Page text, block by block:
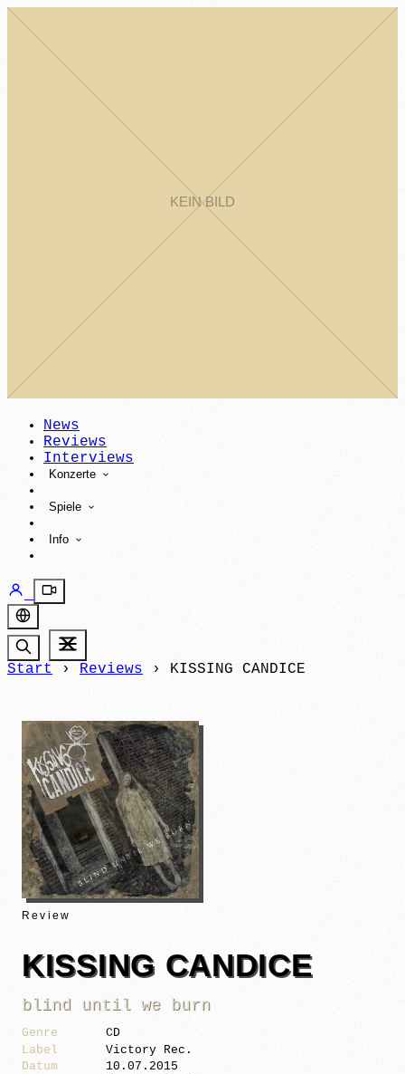
News
Reviews
Interviews
Konzerte
Spiele
Info
Start › Reviews › KISSING CANDICE
Review
KISSING CANDICE
blind until we burn
Genre
CD
Label
Victory Rec.
Datum
10.07.2015